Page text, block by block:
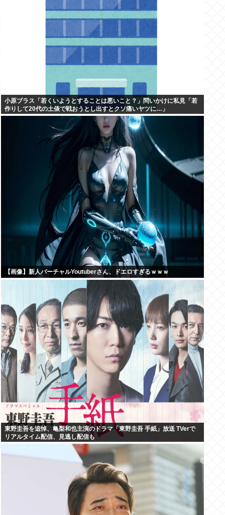
小原ブラス「若くいようとすることは悪いこと？」問いかけに私見「若
作りして20代の土俵で戦おうとし出すとクソ痛いヤツに…」
【画像】新人バーチャルYoutuberさん、ドエロすぎるｗｗｗ
東野圭吾を追悼、亀梨和也主演のドラマ「東野圭吾 手紙」放送 TVerで
リアルタイム配信、見逃し配信も